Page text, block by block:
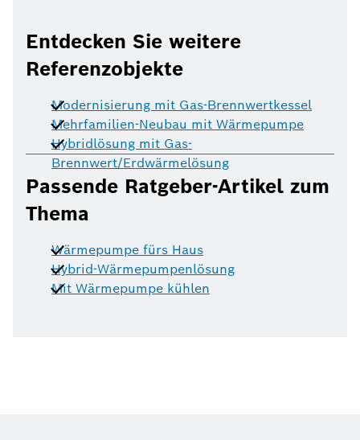
Entdecken Sie weitere
Referenzobjekte
Modernisierung mit Gas-Brennwertkessel
Mehrfamilien-Neubau mit Wärmepumpe
Hybridlösung mit Gas-
Brennwert/Erdwärmelösung
Passende Ratgeber-Artikel zum
Thema
Wärmepumpe fürs Haus
Hybrid-Wärmepumpenlösung
Mit Wärmepumpe kühlen